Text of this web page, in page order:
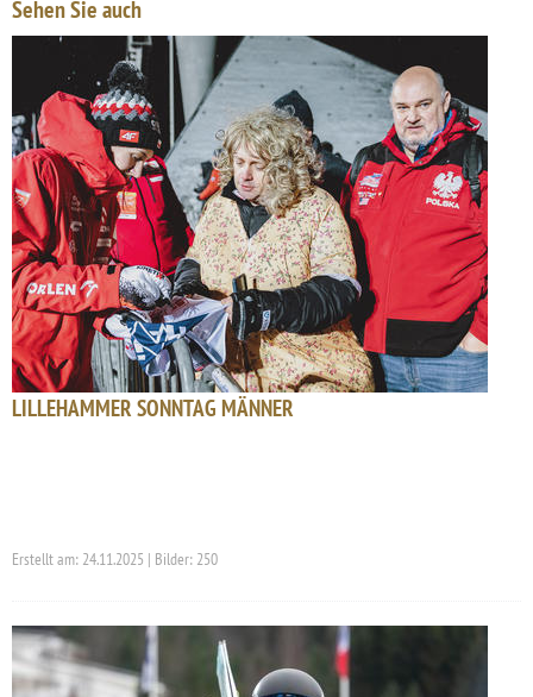
Sehen Sie auch
LILLEHAMMER SONNTAG MÄNNER
Erstellt am: 24.11.2025 | Bilder: 250